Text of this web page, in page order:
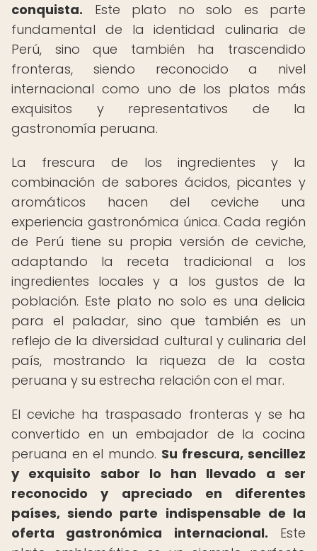
conquista. Este plato no solo es parte
fundamental de la identidad culinaria de
Perú, sino que también ha trascendido
fronteras, siendo reconocido a nivel
internacional como uno de los platos más
exquisitos y representativos de la
gastronomía peruana.
La frescura de los ingredientes y la
combinación de sabores ácidos, picantes y
aromáticos hacen del ceviche una
experiencia gastronómica única. Cada región
de Perú tiene su propia versión de ceviche,
adaptando la receta tradicional a los
ingredientes locales y a los gustos de la
población. Este plato no solo es una delicia
para el paladar, sino que también es un
reflejo de la diversidad cultural y culinaria del
país, mostrando la riqueza de la costa
peruana y su estrecha relación con el mar.
El ceviche ha traspasado fronteras y se ha
convertido en un embajador de la cocina
peruana en el mundo. Su frescura, sencillez
y exquisito sabor lo han llevado a ser
reconocido y apreciado en diferentes
países, siendo parte indispensable de la
oferta gastronómica internacional. Este